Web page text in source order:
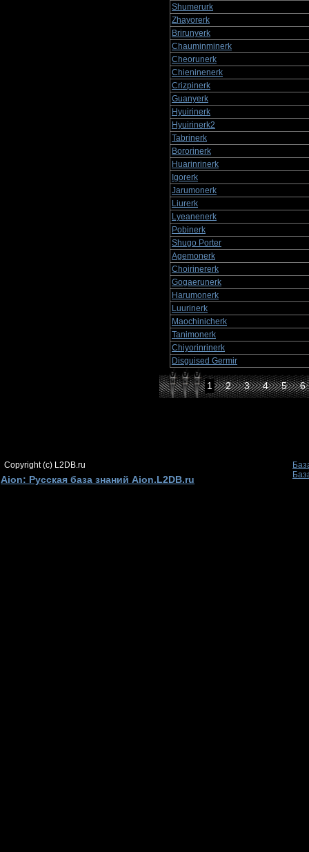
Shumerurk
Zhayorerk
Brirunyerk
Chauminminerk
Cheorunerk
Chieninenerk
Crizpinerk
Guanyerk
Hyuirinerk
Hyuirinerk2
Tabrinerk
Bororinerk
Huarinrinerk
Igorerk
Jarumonerk
Liurerk
Lyeanenerk
Pobinerk
Shugo Porter
Agemonerk
Choirinererk
Gogaerunerk
Harumonerk
Luurinerk
Maochinicherk
Tanimonerk
Chiyorinrinerk
Disguised Germir
1 2 3 4 5 6
Copyright (c) L2DB.ru
Aion: Русская база знаний Aion.L2DB.ru